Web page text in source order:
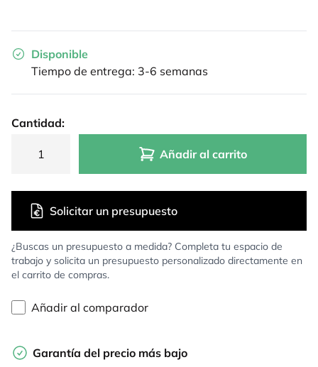
Disponible
Tiempo de entrega: 3-6 semanas
Cantidad:
Añadir al carrito
¿Buscas un presupuesto a medida? Completa tu espacio de
trabajo y solicita un presupuesto personalizado directamente en
el carrito de compras.
Solicitar un presupuesto
Añadir al comparador
Garantía del precio más bajo